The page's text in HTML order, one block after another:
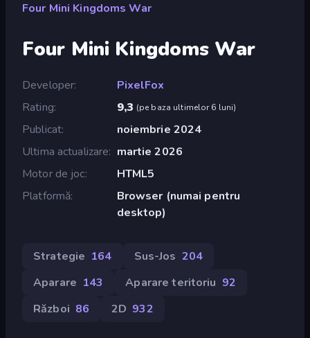
Four Mini Kingdoms War
Four Mini Kingdoms War
Developer
PixelFox
Rating
9,3 (pe baza ultimelor 6 luni)
Publicat
noiembrie 2024
Ultima actualizare
martie 2026
Motor de joc
HTML5
Platformă
Browser (numai pentru
desktop)
Strategie 164 Sus-Jos 204
Aparare 143 Aparare teritoriu 92
Război 86 2D 932